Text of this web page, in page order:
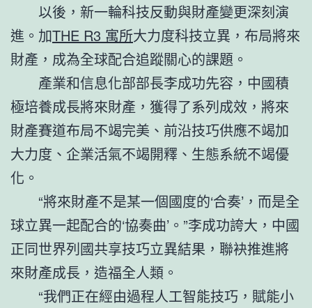
以後，新一輪科技反動與財產變更深刻演
進。加THE R3 寓所大力度科技立異，布局將來
財產，成為全球配合追蹤關心的課題。
產業和信息化部部長李成功先容，中國積
極培養成長將來財產，獲得了系列成效，將來
財產賽道布局不竭完美、前沿技巧供應不竭加
大力度、企業活氣不竭開釋、生態系統不竭優
化。
“將來財產不是某一個國度的‘合奏’，而是全
球立異一起配合的‘協奏曲’。”李成功誇大，中國
正同世界列國共享技巧立異結果，聯袂推進將
來財產成長，造福全人類。
“我們正在經由過程人工智能技巧，賦能小